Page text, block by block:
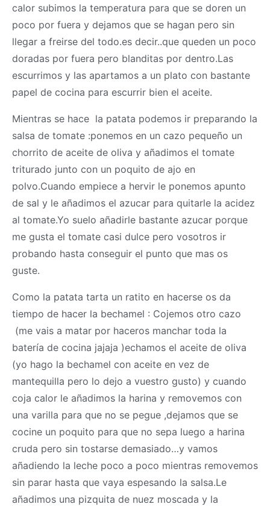
calor subimos la temperatura para que se doren un
poco por fuera y dejamos que se hagan pero sin
llegar a freirse del todo.es decir..que queden un poco
doradas por fuera pero blanditas por dentro.Las
escurrimos y las apartamos a un plato con bastante
papel de cocina para escurrir bien el aceite.
Mientras se hace la patata podemos ir preparando la
salsa de tomate :ponemos en un cazo pequeño un
chorrito de aceite de oliva y añadimos el tomate
triturado junto con un poquito de ajo en
polvo.Cuando empiece a hervir le ponemos apunto
de sal y le añadimos el azucar para quitarle la acidez
al tomate.Yo suelo añadirle bastante azucar porque
me gusta el tomate casi dulce pero vosotros ir
probando hasta conseguir el punto que mas os
guste.
Como la patata tarta un ratito en hacerse os da
tiempo de hacer la bechamel : Cojemos otro cazo
(me vais a matar por haceros manchar toda la
batería de cocina jajaja )echamos el aceite de oliva
(yo hago la bechamel con aceite en vez de
mantequilla pero lo dejo a vuestro gusto) y cuando
coja calor le añadimos la harina y removemos con
una varilla para que no se pegue ,dejamos que se
cocine un poquito para que no sepa luego a harina
cruda pero sin tostarse demasiado…y vamos
añadiendo la leche poco a poco mientras removemos
sin parar hasta que vaya espesando la salsa.Le
añadimos una pizquita de nuez moscada y la